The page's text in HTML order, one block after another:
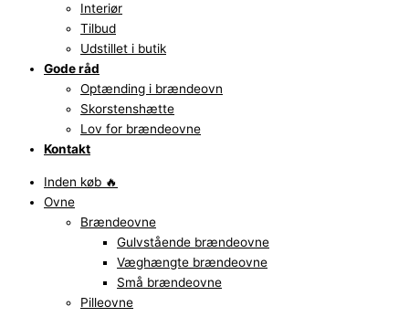
Interiør
Tilbud
Udstillet i butik
Gode råd
Optænding i brændeovn
Skorstenshætte
Lov for brændeovne
Kontakt
Inden køb 🔥
Ovne
Brændeovne
Gulvstående brændeovne
Væghængte brændeovne
Små brændeovne
Pilleovne